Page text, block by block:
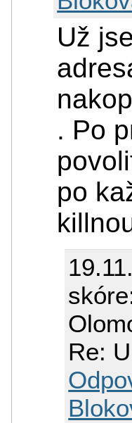
Už
. Po
po
Re: